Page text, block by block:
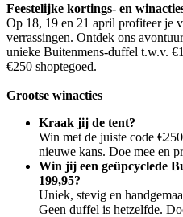
Feestelijke kortings- en
Op 18, 19 en 21 april profiteer je
verrassingen. Ontdek ons
unieke Buitenmens-duffel t.w.v.
€250 shoptegoed.
Grootse winacties
Kraak jij de tent?
Win met de juiste code
nieuwe kans. Doe mee en
Win jij een geüpcyclede
199,95?
Uniek, stevig en
Geen duffel is hetzelfde.